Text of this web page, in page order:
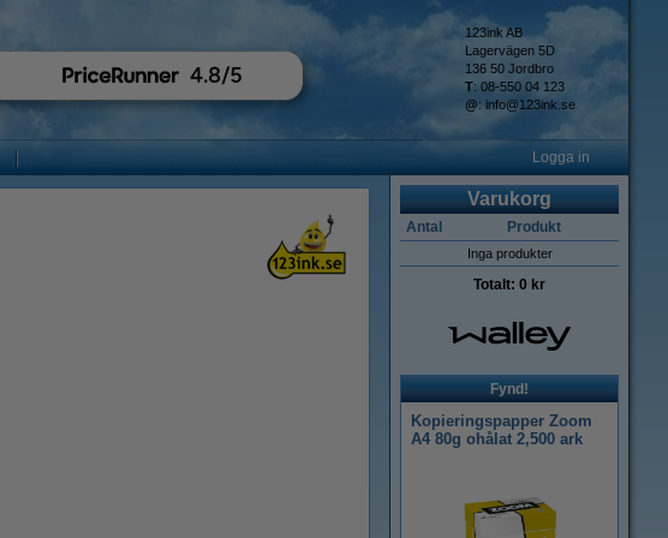
123ink AB
Lagervägen 5D
136 50 Jordbro
T: 08-550 04 123
@: info@123ink.se
Logga in
Varukorg
Antal Produkt
Inga produkter
Totalt: 0 kr
Fynd!
Kopieringspapper Zoom
A4 80g ohålat 2,500 ark